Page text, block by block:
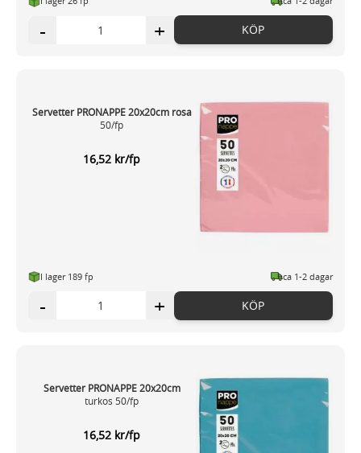
- + KÖP
Servetter PRONAPPE 20x20cm rosa
50/fp
16,52 kr/fp
I lager 189 fp ca 1-2 dagar
- + KÖP
Servetter PRONAPPE 20x20cm
turkos 50/fp
16,52 kr/fp